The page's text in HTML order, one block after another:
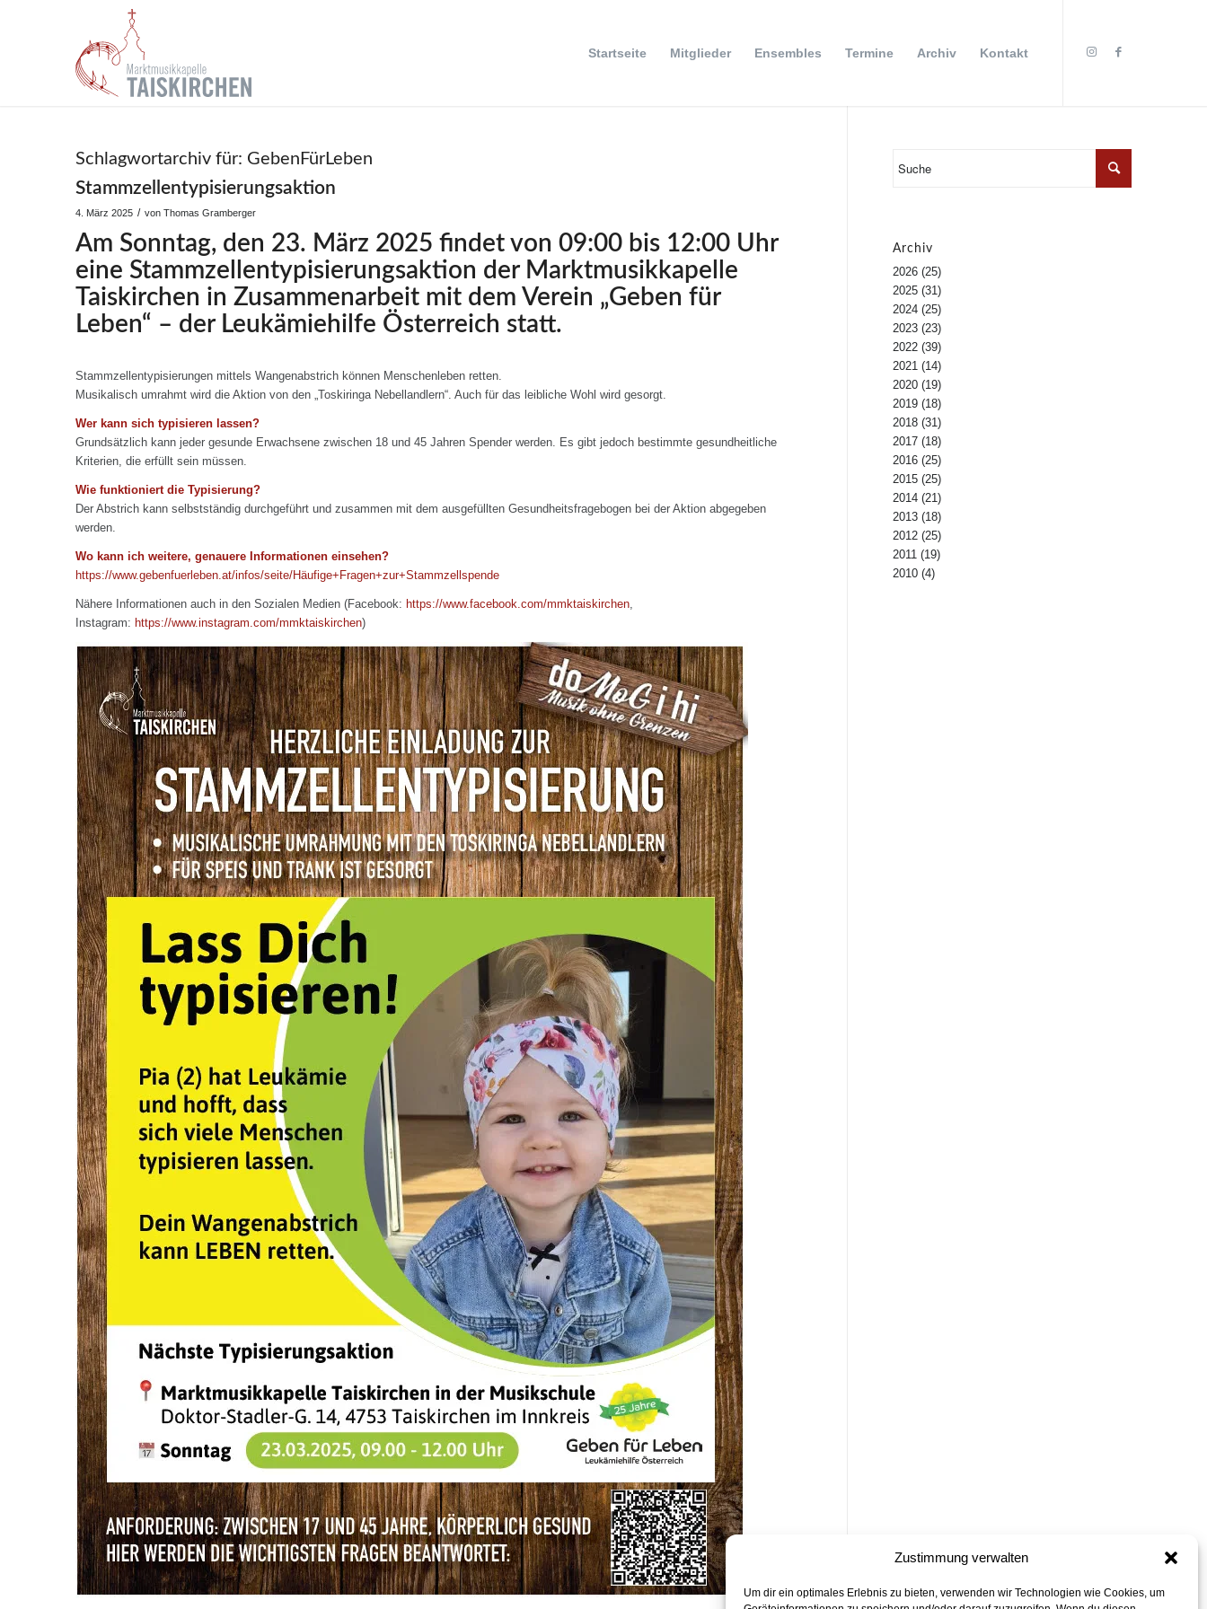
Zustimmung verwalten
Um dir ein optimales Erlebnis zu bieten, verwenden wir Technologien wie Cookies, um
Startseite Mitglieder Ensembles Termine Archiv Kontakt
Schlagwortarchiv für: GebenFürLeben
Stammzellentypisierungsaktion
4. März 2025 / von Thomas Gramberger
Am Sonntag, den 23. März 2025 findet von 09:00 bis 12:00 Uhr
eine Stammzellentypisierungsaktion der Marktmusikkapelle
Taiskirchen in Zusammenarbeit mit dem Verein „Geben für
Leben“ – der Leukämiehilfe Österreich statt.
Stammzellentypisierungen mittels Wangenabstrich können Menschenleben retten.
Musikalisch umrahmt wird die Aktion von den „Toskiringa Nebellandlern“. Auch für das leibliche Wohl wird gesorgt.
Wer kann sich typisieren lassen?
Grundsätzlich kann jeder gesunde Erwachsene zwischen 18 und 45 Jahren Spender werden. Es gibt jedoch bestimmte gesundheitliche
Kriterien, die erfüllt sein müssen.
Wie funktioniert die Typisierung?
Der Abstrich kann selbstständig durchgeführt und zusammen mit dem ausgefüllten Gesundheitsfragebogen bei der Aktion abgegeben
werden.
Wo kann ich weitere, genauere Informationen einsehen?
https://www.gebenfuerleben.at/infos/seite/Häufige+Fragen+zur+Stammzellspende
Nähere Informationen auch in den Sozialen Medien (Facebook: https://www.facebook.com/mmktaiskirchen,
Instagram: https://www.instagram.com/mmktaiskirchen)
Archiv
2026(25)
2025(31)
2024(25)
2023(23)
2022(39)
2021(14)
2020(19)
2019(18)
2018(31)
2017(18)
2016(25)
2015(25)
2014(21)
2013(18)
2012(25)
2011(19)
2010(4)